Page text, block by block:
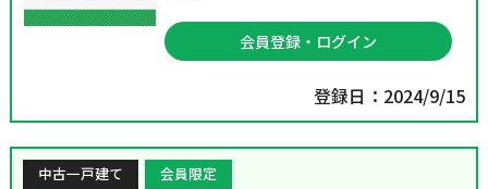
会員登録・ログイン
登録日：2024/9/15
中古一戸建て 会員限定